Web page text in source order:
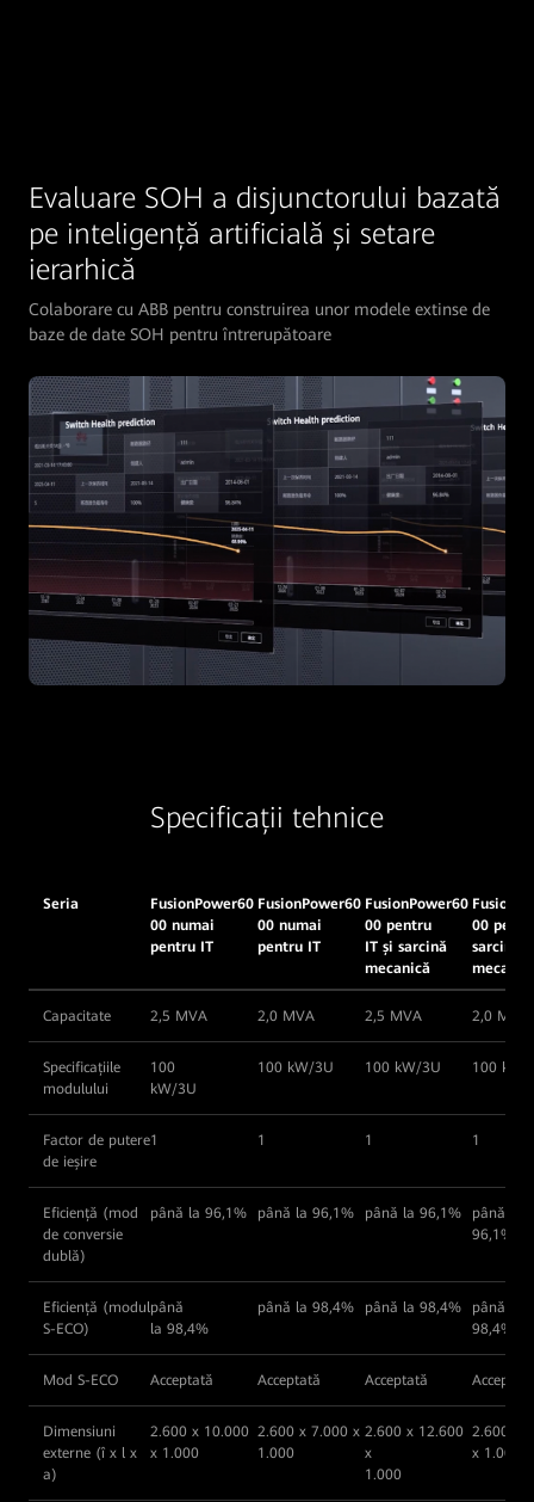
Evaluare SOH a disjunctorului bazată
pe inteligență artificială și setare
ierarhică
Colaborare cu ABB pentru construirea unor modele extinse de
baze de date SOH pentru întrerupătoare
Specificații tehnice
Seria
FusionPower60
00 numai
pentru IT
FusionPower60
00 numai
pentru IT
FusionPower60
00 pentru
IT și sarcină
mecanică
00
sarcină
Capacitate 2,5 MVA 2,0 MVA 2,5 MVA 2,0 MVA
Specificațiile
modulului
100
kW/3U
100 kW/3U 100 kW/3U 100 kW/
Factor de putere
de ieșire
1 1 1 1
Eficiență (mod
de conversie
dublă)
până la 96,1% până la 96,1% până la 96,1%
până la
96,1%
Eficiență (modul
S-ECO)
până
la 98,4%
până la 98,4% până la 98,4%
până la
98,4%
Mod S-ECO Acceptată Acceptată Acceptată Acceptată
Dimensiuni
externe (î x l x
a)
2.600 x 10.000
x 1.000
2.600 x 7.000 x
1.000
2.600 x 12.600
x
1.000
2.600 x
x 1.000